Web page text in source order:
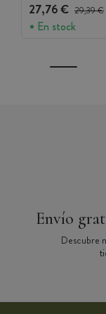
27,76 € Precio
29,39 €
En stock
Envío
Descubre